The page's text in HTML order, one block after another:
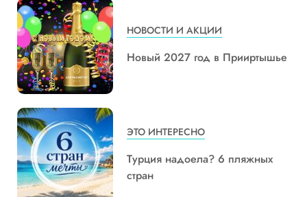
НОВОСТИ И АКЦИИ
Новый 2027 год в Прииртышье
ЭТО ИНТЕРЕСНО
Турция надоела? 6 пляжных
стран